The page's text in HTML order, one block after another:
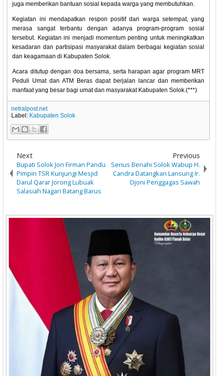
juga memberikan bantuan sosial kepada warga yang membutuhkan.
Kegiatan ini mendapatkan respon positif dari warga setempat, yang
merasa sangat terbantu dengan adanya program-program sosial
tersebut. Kegiatan ini menjadi momentum penting untuk meningkatkan
kesadaran dan partisipasi masyarakat dalam berbagai kegiatan sosial
dan keagamaan di Kabupaten Solok.
Acara ditutup dengan doa bersama, serta harapan agar program MRT
Peduli Umat dan ATM Beras dapat berjalan lancar dan memberikan
manfaat yang besar bagi umat dan masyarakat Kabupaten Solok.(***)
netralpost.net
Label: Kabupaten Solok
Next
Bupati Solok Jon Firman Pandu
Pimpin TSR Kunjungi Mesjid
Darul Qarar Jorong Lubuak
Salasiah Nagari Batang Barus
Previous
Serius Benahi Solok Wabup H.
Candra Datangkan Lansung Ir.
Djoni Penggagas Sawah